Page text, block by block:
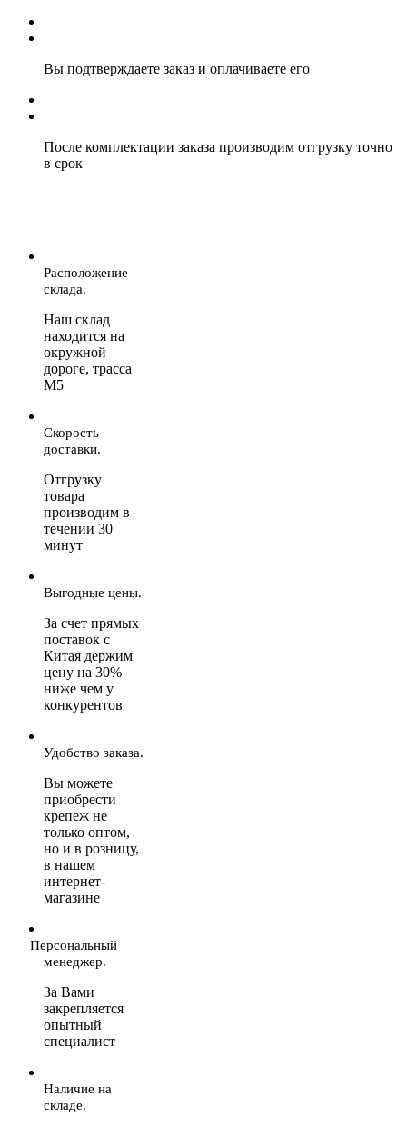
Вы подтверждаете заказ и оплачиваете его
После комплектации заказа производим отгрузку точно
в срок
Расположение
склада.
Наш склад
находится на
окружной
дороге, трасса
М5
Скорость
доставки.
Отгрузку
товара
производим в
течении 30
минут
Выгодные цены.
За счет прямых
поставок с
Китая держим
цену на 30%
ниже чем у
конкурентов
Удобство заказа.
Вы можете
приобрести
крепеж не
только оптом,
но и в розницу,
в нашем
интернет-
магазине
Персональный
менеджер.
За Вами
закрепляется
опытный
специалист
Наличие на
складе.